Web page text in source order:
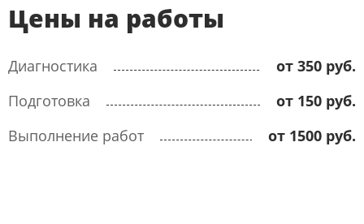
Цены на работы
Диагностика
от 350 руб.
Подготовка
от 150 руб.
Выполнение работ
от 1500 руб.